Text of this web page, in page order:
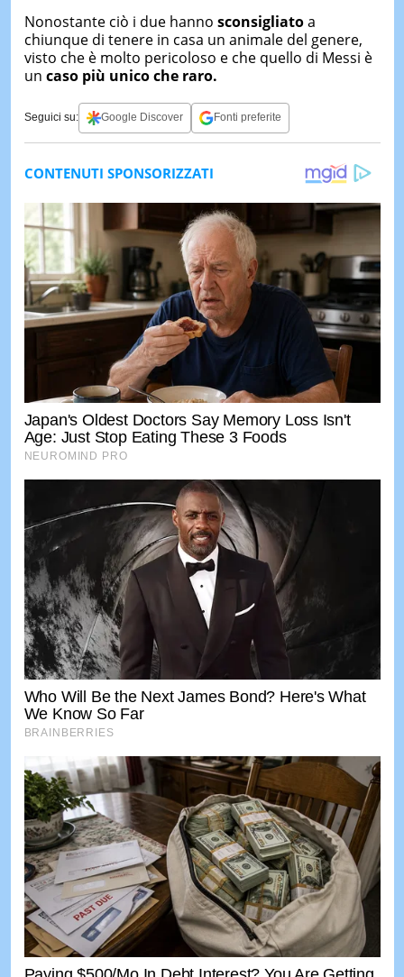
Nonostante ciò i due hanno sconsigliatoa
chiunque di tenere in casa un animale del genere,
visto che è molto pericoloso e che quello di Messi è
un caso più unico che raro.
Seguici su: Google Discover Fonti preferite